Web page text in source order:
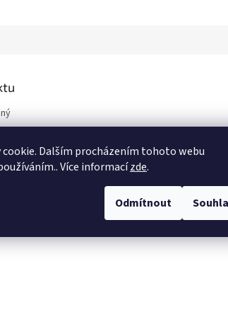
Dalším procházením tohoto webu
Více informacízde.
Odmítnout